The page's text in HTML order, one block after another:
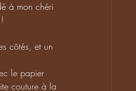
à mon chéri
côtés, et un
le papier
couture à la